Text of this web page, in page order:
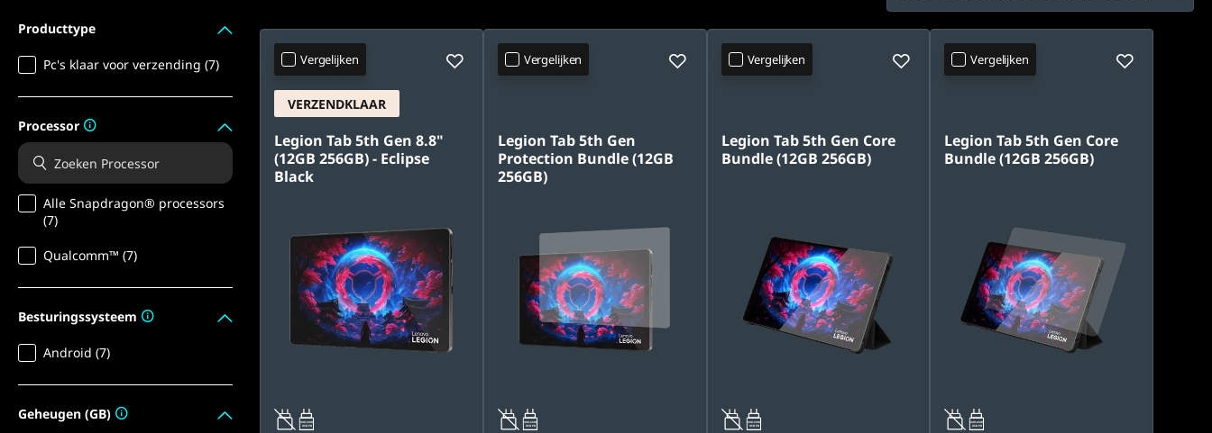
Producttype
Pc's klaar voor verzending (7)
Processor
Alle Snapdragon® processors
(7)
Qualcomm™ (7)
Besturingssysteem
Android (7)
Geheugen (GB)
Vergelijken
VERZENDKLAAR
Legion Tab 5th Gen 8.8"
(12GB 256GB) - Eclipse
Black
20W-60W
USB PD
Vergelijken
Legion Tab 5th Gen
Protection Bundle (12GB
256GB)
20W-60W
USB PD
Vergelijken
Legion Tab 5th Gen Core
Bundle (12GB 256GB)
20W-60W
USB PD
Vergelijken
Legion Tab 5th Gen Core
Bundle (12GB 256GB)
20W-60W
USB PD